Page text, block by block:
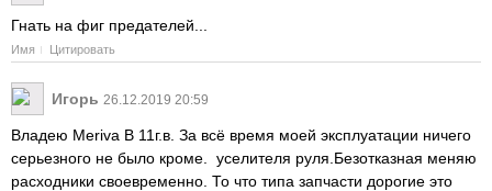
Гнать на фиг предателей...
Имя Цитировать
Игорь 26.12.2019 20:59
Владею Meriva B 11г.в. За всё время моей эксплуатации ничего
серьезного не было кроме. уселителя руля.Безотказная меняю
расходники своевременно. То что типа запчасти дорогие это